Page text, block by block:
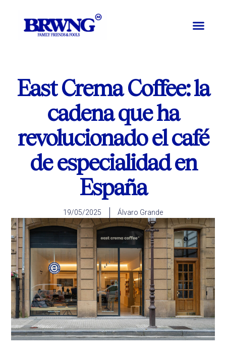
contenido
East Crema Coffee: la
cadena que ha
revolucionado el café
de especialidad en
España
19/05/2025 Álvaro Grande